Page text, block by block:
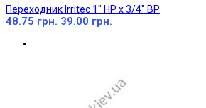
Переходник Irritec 1" НР х 3/4" ВР
48.75 грн. 39.00 грн.